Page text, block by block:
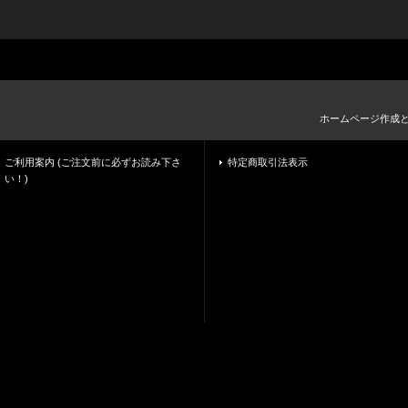
ホームページ作成
ご利用案内 (ご注文前に必ずお読み下さ
い！)
特定商取引法表示